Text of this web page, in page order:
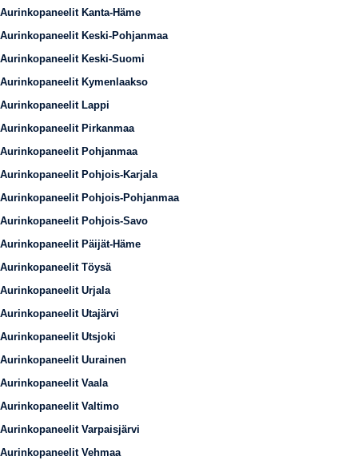
Aurinkopaneelit Kanta-Häme
Aurinkopaneelit Keski-Pohjanmaa
Aurinkopaneelit Keski-Suomi
Aurinkopaneelit Kymenlaakso
Aurinkopaneelit Lappi
Aurinkopaneelit Pirkanmaa
Aurinkopaneelit Pohjanmaa
Aurinkopaneelit Pohjois-Karjala
Aurinkopaneelit Pohjois-Pohjanmaa
Aurinkopaneelit Pohjois-Savo
Aurinkopaneelit Päijät-Häme
Aurinkopaneelit Töysä
Aurinkopaneelit Urjala
Aurinkopaneelit Utajärvi
Aurinkopaneelit Utsjoki
Aurinkopaneelit Uurainen
Aurinkopaneelit Vaala
Aurinkopaneelit Valtimo
Aurinkopaneelit Varpaisjärvi
Aurinkopaneelit Vehmaa